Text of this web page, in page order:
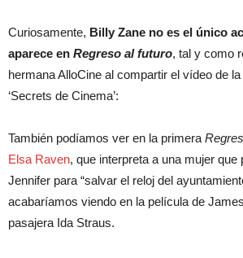
Curiosamente, Billy Zane no es el único
aparece en Regreso al futuro, tal y como
hermana AlloCine al compartir el vídeo de
‘Secrets de Cinema’:
También podíamos ver en la primera
Elsa Raven, que interpreta a una mujer
Jennifer para “salvar el reloj del
acabaríamos viendo en la película de
pasajera Ida Straus.